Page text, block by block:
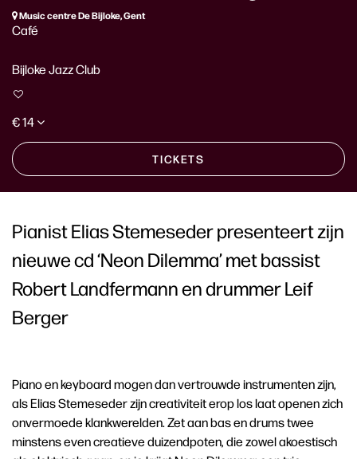
Music centre De Bijloke, Gent
Café
Bijloke Jazz Club
€ 14
TICKETS
Pianist Elias Stemeseder presenteert zijn
nieuwe cd ‘Neon Dilemma’ met bassist
Robert Landfermann en drummer Leif
Berger
Piano en keyboard mogen dan vertrouwde instrumenten zijn,
als Elias Stemeseder zijn creativiteit erop los laat openen zich
onvermoede klankwerelden. Zet aan bas en drums twee
minstens even creatieve duizendpoten, die zowel akoestisch